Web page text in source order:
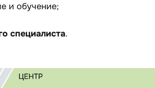
и обучение;
специалиста.